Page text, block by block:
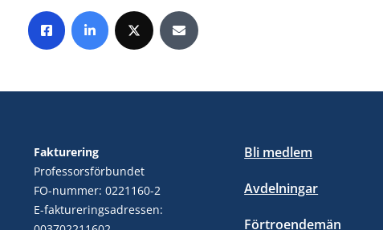
Share on Facebook
Share on LinkedIn
Share on XShare by E-mail
Fakturering
Professorsförbundet
FO-nummer: 0221160-2
E-faktureringsadressen:
Bli medlem
Avdelningar
Förtroendemän